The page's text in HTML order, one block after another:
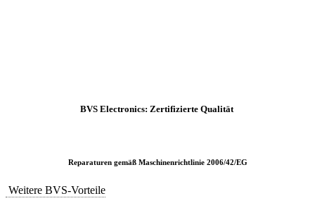
BVS Electronics: Zertifizierte Qualität
Reparaturen gemäß Maschinenrichtlinie 2006/42/EG
Weitere BVS-Vorteile